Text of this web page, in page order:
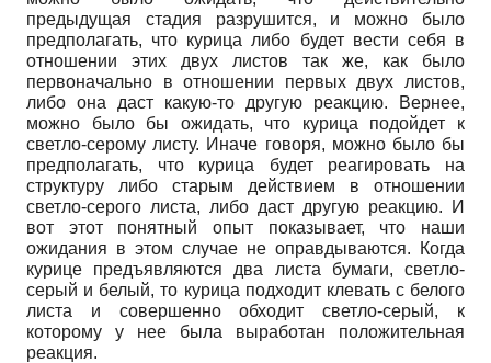
предыдущая стадия разрушится, и можно было
предполагать, что курица либо будет вести себя в
отношении этих двух листов так же, как было
первоначально в отношении первых двух листов,
либо она даст какую-то другую реакцию. Вернее,
можно было бы ожидать, что курица подойдет к
светло-серому листу. Иначе говоря, можно было бы
предполагать, что курица будет реагировать на
структуру либо старым действием в отношении
светло-серого листа, либо даст другую реакцию. И
вот этот понятный опыт показывает, что наши
ожидания в этом случае не оправдываются. Когда
курице предъявляются два листа бумаги, светло-
серый и белый, то курица подходит клевать с белого
листа и совершенно обходит светло-серый, к
которому у нее была выработан положительная
реакция.